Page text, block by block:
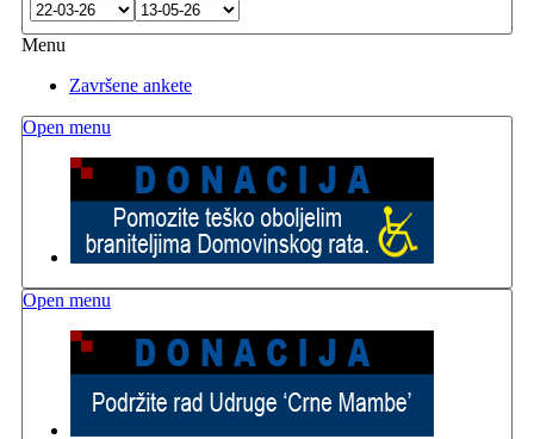
Menu
Završene ankete
Open menu
Open menu